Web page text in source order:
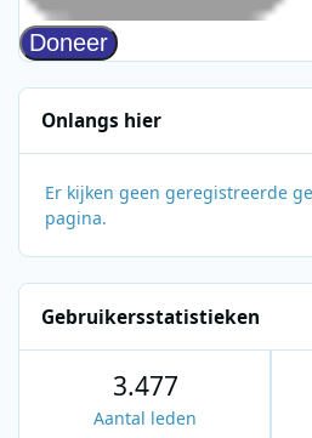
Onlangs hier
Er kijken geen geregistreerde
pagina.
Gebruikersstatistieken
3.477
Aantal leden